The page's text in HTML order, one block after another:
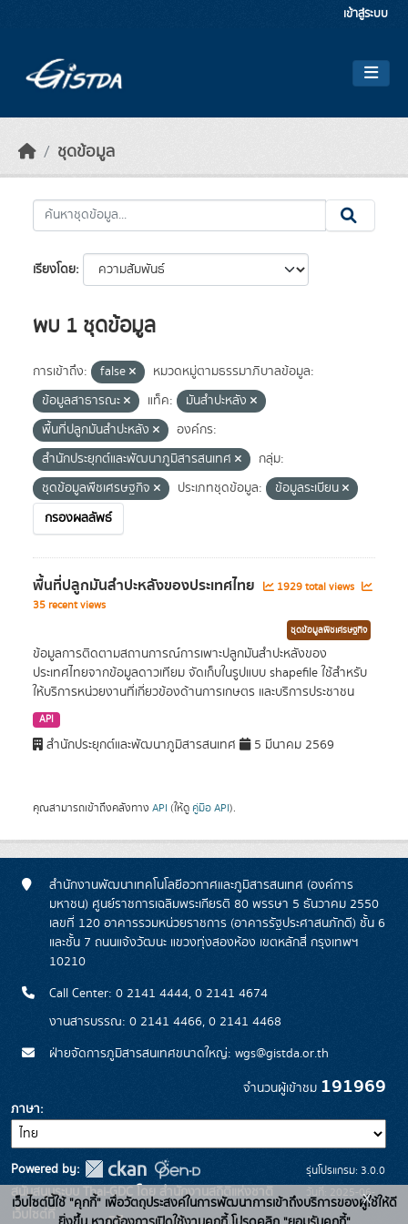
เข้าสู่ระบบ
ชุดข้อมูล
เรียงโดย
พบ 1 ชุดข้อมูล
การเข้าถึง: false
หมวดหมู่ตามธรรมาภิบาลข้อมูล:
ข้อมูลสาธารณะ
แท็ค:
มันสำปะหลัง
พื้นที่ปลูกมันสำปะหลัง
องค์กร:
สำนักประยุกต์และพัฒนาภูมิสารสนเทศ
กลุ่ม:
ชุดข้อมูลพืชเศรษฐกิจ
ประเภทชุดข้อมูล:
ข้อมูลระเบียน
กรองผลลัพธ์
พื้นที่ปลูกมันสำปะหลังของประเทศไทย
1929 total views
35 recent views
ชุดข้อมูลพืชเศรษฐกิจ
ข้อมูลการติดตามสถานการณ์การเพาะปลูกมันสำปะหลังของ
ประเทศไทยจากข้อมูลดาวเทียม จัดเก็บในรูปแบบ shapefile ใช้สำหรับ
ให้บริการหน่วยงานที่เกี่ยวข้องด้านการเกษตร และบริการประชาชน
API
สำนักประยุกต์และพัฒนาภูมิสารสนเทศ 5 มีนาคม 2569
คุณสามารถเข้าถึงคลังทาง API (ให้ดู คู่มือ API).
สำนักงานพัฒนาเทคโนโลยีอวกาศและภูมิสารสนเทศ (องค์การ
มหาชน) ศูนย์ราชการเฉลิมพระเกียรติ 80 พรรษา 5 ธันวาคม 2550
เลขที่ 120 อาคารรวมหน่วยราชการ (อาคารรัฐประศาสนภักดี) ชั้น 6
และชั้น 7 ถนนแจ้งวัฒนะ แขวงทุ่งสองห้อง เขตหลักสี่ กรุงเทพฯ
10210
Call Center: 0 2141 4444, 0 2141 4674
งานสารบรรณ: 0 2141 4466, 0 2141 4468
ฝ่ายจัดการภูมิสารสนเทศขนาดใหญ่: wgs@gistda.or.th
จำนวนผู้เข้าชม 191969
ภาษา
Powered by:
สนับสนุนระบบ Thai-GDC โดย สำนักงานสถิติแห่งชาติ
เว็บไซต์ที่
รุ่นโปรแกรม: 3.0.0
วันที่: 2025-06-
26
เว็บไซต์นี้ใช้ "คุกกี้" เพื่อวัตถุประสงค์ในการพัฒนาการเข้าถึงบริการของผู้ใช้ให้ดี
x